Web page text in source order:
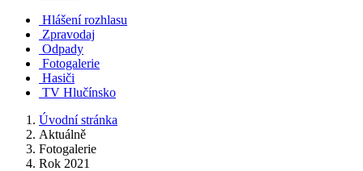
Hlášení rozhlasu
Zpravodaj
Odpady
Fotogalerie
Hasiči
TV Hlučínsko
Úvodní stránka
Aktuálně
Fotogalerie
Rok 2021